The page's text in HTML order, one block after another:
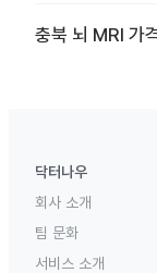
충북 뇌 MRI 가
닥터나우
회사 소개
팀 문화
서비스 소개